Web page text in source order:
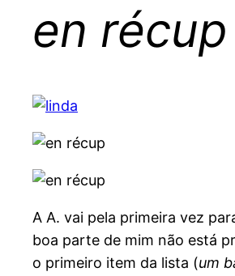
en récup
A A. vai pela primeira vez
boa parte de mim não está
o primeiro item da lista (um